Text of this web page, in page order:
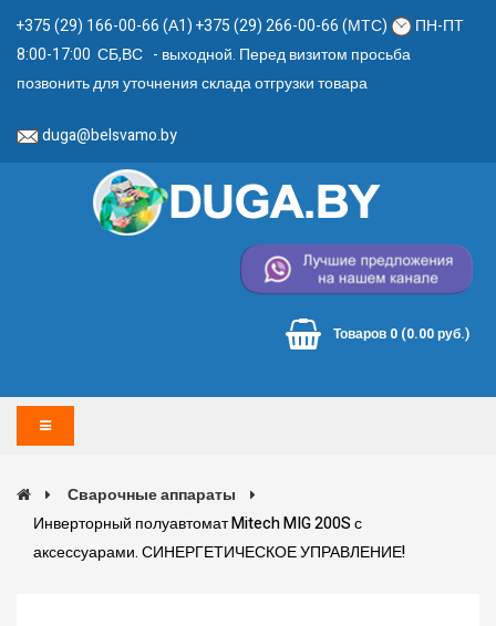
+375 (29) 166-00-66 (А1) +375 (29) 266-00-66 (МТС)
ПН-ПТ
8:00-17:00 СБ,ВС - выходной. Перед визитом просьба
позвонить для уточнения склада отгрузки товара
duga@belsvamo.by
Товаров 0 (0.00 руб.)
Сварочные аппараты
Инверторный полуавтомат Mitech MIG 200S с
аксессуарами. СИНЕРГЕТИЧЕСКОЕ УПРАВЛЕНИЕ!